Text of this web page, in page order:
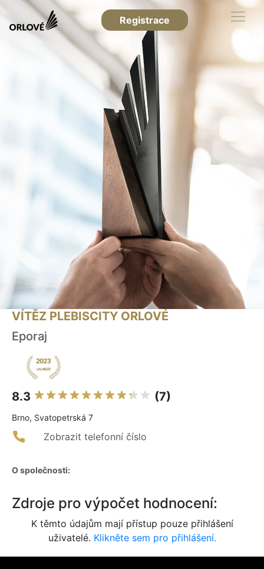
Registrace
VÍTĚZ PLEBISCITY ORLOVÉ
Eporaj
8.3 (7)
Brno, Svatopetrská 7
Zobrazit telefonní číslo
O společnosti:
Zdroje pro výpočet hodnocení:
K těmto údajům mají přístup pouze přihlášení
uživatelé. Klikněte sem pro přihlášení.